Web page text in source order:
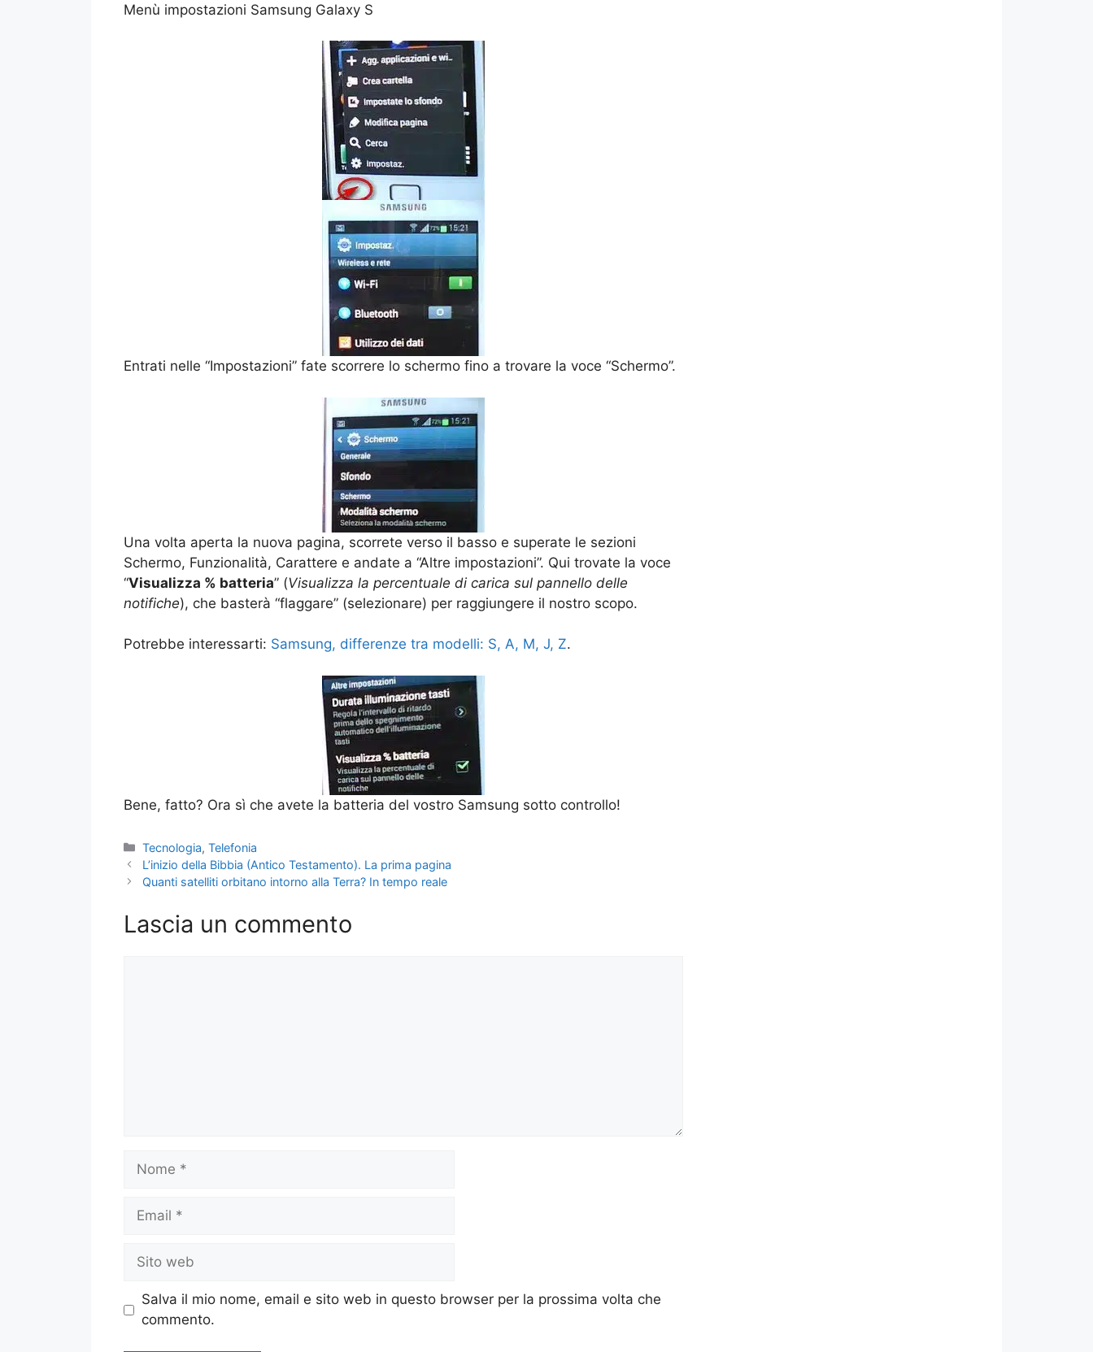
Menù impostazioni Samsung Galaxy S
Entrati nelle “Impostazioni” fate scorrere lo schermo fino a trovare la voce “Schermo”.
Una volta aperta la nuova pagina, scorrete verso il basso e superate le sezioni
Schermo, Funzionalità, Carattere e andate a “Altre impostazioni”. Qui trovate la voce
“Visualizza % batteria” (Visualizza la percentuale di carica sul pannello delle
notifiche), che basterà “flaggare” (selezionare) per raggiungere il nostro scopo.
Potrebbe interessarti: Samsung, differenze tra modelli: S, A, M, J, Z.
Bene, fatto? Ora sì che avete la batteria del vostro Samsung sotto controllo!
Categorie
Tecnologia,Telefonia
L’inizio della Bibbia (Antico Testamento). La prima pagina
Quanti satelliti orbitano intorno alla Terra? In tempo reale
Lascia un commento
Nome
Email
Sito
web
Salva il mio nome, email e sito web in questo browser per la prossima volta che
commento.